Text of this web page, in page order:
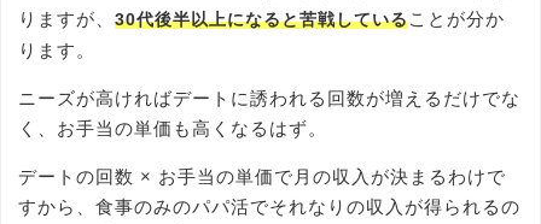
りますが、 30代後半以上になると苦戦していることが分か
ります。
ニーズが高ければデートに誘われる回数が増えるだけでな
く、お手当の単価も高くなるはず。
デートの回数 × お手当の単価で月の収入が決まるわけで
すから、食事のみのパパ活でそれなりの収入が得られるの